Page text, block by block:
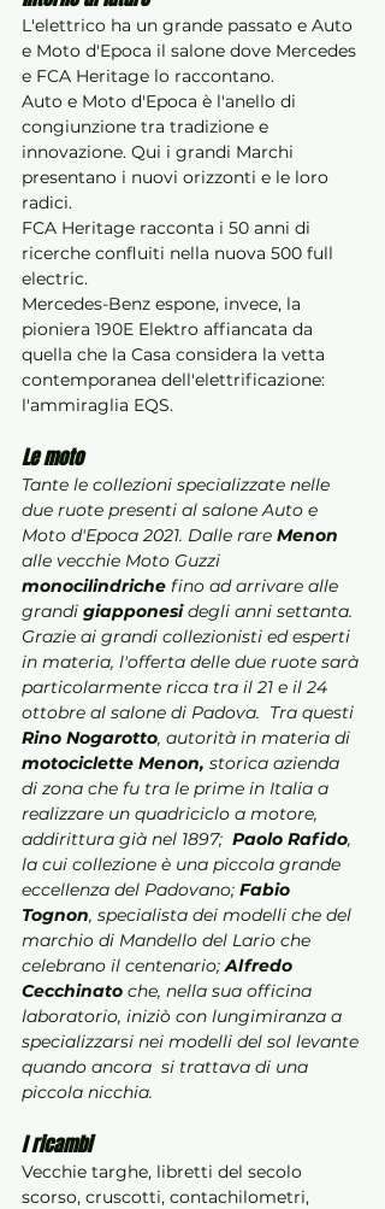
L'elettrico ha un grande passato e Auto
e Moto d'Epoca il salone dove Mercedes
e FCA Heritage lo raccontano.
Auto e Moto d'Epoca è l'anello di
congiunzione tra tradizione e
innovazione. Qui i grandi Marchi
presentano i nuovi orizzonti e le loro
radici.
FCA Heritage racconta i 50 anni di
ricerche confluiti nella nuova 500 full
electric.
Mercedes-Benz espone, invece, la
pioniera 190E Elektro affiancata da
quella che la Casa considera la vetta
contemporanea dell'elettrificazione:
l'ammiraglia EQS.
Le moto
Tante le collezioni specializzate nelle
due ruote presenti al salone Auto e
Moto d'Epoca 2021. Dalle rare Menon
alle vecchie Moto Guzzi
monocilindriche fino ad arrivare alle
grandi giapponesi degli anni settanta.
Grazie ai grandi collezionisti ed esperti
in materia, l'offerta delle due ruote sarà
particolarmente ricca tra il 21 e il 24
ottobre al salone di Padova.  Tra questi
Rino Nogarotto, autorità in materia di
motociclette Menon, storica azienda
di zona che fu tra le prime in Italia a
realizzare un quadriciclo a motore,
addirittura già nel 1897; Paolo Rafido,
la cui collezione è una piccola grande
eccellenza del Padovano; Fabio
Tognon, specialista dei modelli che del
marchio di Mandello del Lario che
celebrano il centenario; Alfredo
Cecchinato che, nella sua officina
laboratorio, iniziò con lungimiranza a
specializzarsi nei modelli del sol levante
quando ancora  si trattava di una
piccola nicchia.
I ricambi
Vecchie targhe, libretti del secolo
scorso, cruscotti, contachilometri,